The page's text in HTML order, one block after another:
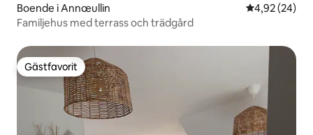
Boende i Annœullin 4,92 av 5 i
4,92 (24)
Familjehus med terrass och trädgård
Gästfavorit
Gästfavorit